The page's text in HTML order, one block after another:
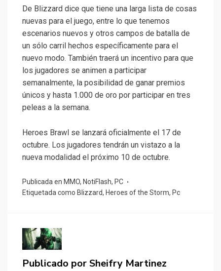
De Blizzard dice que tiene una larga lista de cosas
nuevas para el juego, entre lo que tenemos
escenarios nuevos y otros campos de batalla de
un sólo carril hechos específicamente para el
nuevo modo. También traerá un incentivo para que
los jugadores se animen a participar
semanalmente, la posibilidad de ganar premios
únicos y hasta 1.000 de oro por participar en tres
peleas a la semana.
Heroes Brawl se lanzará oficialmente el 17 de
octubre. Los jugadores tendrán un vistazo a la
nueva modalidad el próximo 10 de octubre.
Publicada en MMO, NotiFlash, PC
Etiquetada como Blizzard, Heroes of the Storm, Pc
Publicado porSheifry Martinez